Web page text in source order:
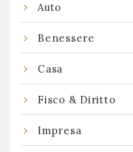
Auto
Benessere
Casa
Fisco & Diritto
Impresa